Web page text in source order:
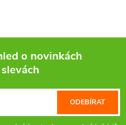
o novinkách
ODEBÍRAT